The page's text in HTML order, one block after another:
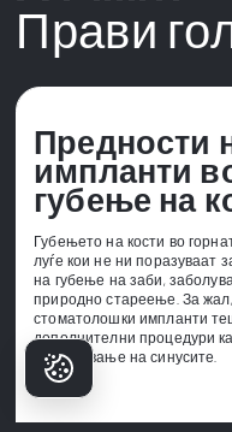
Прави
Предности
импланти
губење на
Губењето на кости во
луѓе кои не ни поразуваат
на губење на заби,
природно стареење. За
стоматолошки импланти
дополнителни процедури
подигнување на синусите.